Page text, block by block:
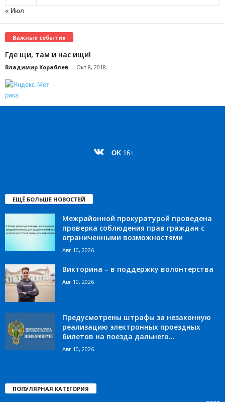
« Июл
Важные события
Где щи, там и нас ищи!
Владимир Кораблев - Окт 8, 2018
OK 16+
ЕЩЁ БОЛЬШЕ НОВОСТЕЙ
Межрайонной прокуратурой проведена
проверка соблюдения прав граждан с
ограниченными возможностями
Авг 10, 2026
Викторина – в поддержку волонтерства
Авг 10, 2026
Предусмотрены штрафы за незаконную
реализацию электронных проездных
билетов на поезда дальнего...
Авг 10, 2026
ПОПУЛЯРНАЯ КАТЕГОРИЯ